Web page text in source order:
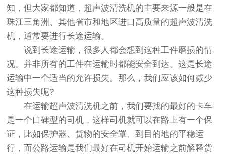
知，但大家都知道，超声波清洗机的主要来源一般是在
珠江三角洲、其他省市和地区进口高质量的超声波清洗
机，通常要进行长途运输。
说到长途运输，很多人都会想到这种工件磨损的情
况。并非所有的工件在运输时都能安全到达。这是长途
运输中一个适当的允许损失。那么，我们应该如何减少
这种损失呢?
在运输超声波清洗机之前，我们要找的最好的卡车
是一个口碑型的司机，这样司机就可以在路上有一个保
证，比如保护器、货物的安全罩、到目的地的平稳运
行，而公路运输是我们最好在司机开始运输之前解释货